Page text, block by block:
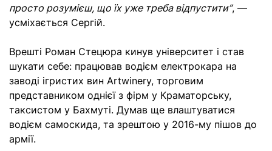
просто розумієш, що їх уже треба відпустити”, —
усміхається Сергій.
Врешті Роман Стецюра кинув університет і став
шукати себе: працював водієм електрокара на
заводі ігристих вин Artwinery, торговим
представником однієї з фірм у Краматорську,
таксистом у Бахмуті. Думав ще влаштуватися
водієм самоскида, та зрештою у 2016-му пішов до
армії.